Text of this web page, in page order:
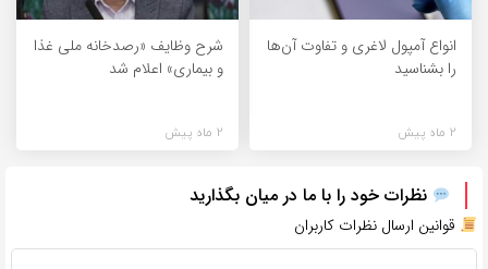
انواع آمپول لاغری و تفاوت آن‌ها
را بشناسید
2 ماه پیش
شرح وظایف «رصدخانه ملی غذا
و بیماری» اعلام شد
2 ماه پیش
نظرات خود را با ما در میان بگذارید
قوانین ارسال نظرات کاربران